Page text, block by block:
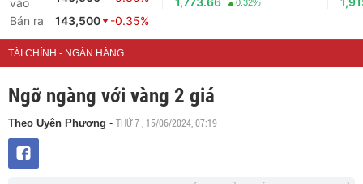
vào
Bán ra
143,500 -0.35%
0.32%
TÀI CHÍNH - NGÂN HÀNG
Ngỡ ngàng với vàng 2 giá
Theo Uyên Phương - THỨ 7 , 15/06/2024, 07:19